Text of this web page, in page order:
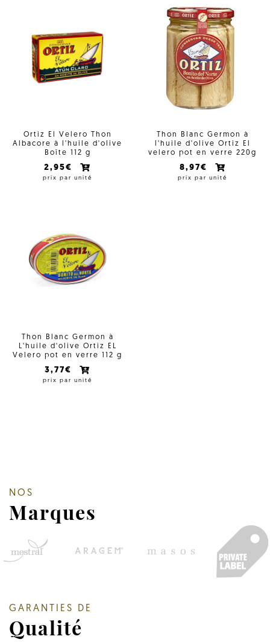
Ortiz El Velero Thon
Albacore à l'huile d'olive
Boîte 112 g
2,95€
prix par unité
Thon Blanc Germon à
l'huile d'olive Ortiz El
velero pot en verre 220g
8,97€
prix par unité
Thon Blanc Germon à
L'huile d'olive Ortiz EL
Velero pot en verre 112 g
3,77€
prix par unité
NOS
Marques
GARANTIES DE
Qualité